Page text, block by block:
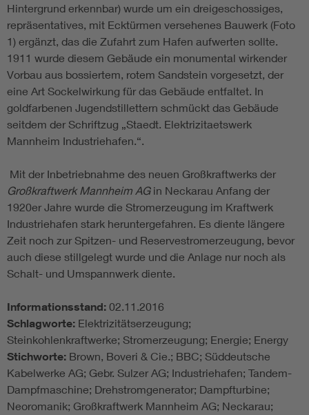
Hintergrund erkennbar) wurde um ein dreigeschossiges,
repräsentatives, mit Ecktürmen versehenes Bauwerk (Foto
1) ergänzt, das die Zufahrt zum Hafen aufwerten sollte.
1911 wurde diesem Gebäude ein monumental wirkender
Vorbau aus bossiertem, rotem Sandstein vorgesetzt, der
eine Art Sockelwirkung für das Gebäude entfaltet. In
goldfarbenen Jugendstillettern schmückt das Gebäude
seitdem der Schriftzug „Staedt. Elektrizitaetswerk
Mannheim Industriehafen.“.
Mit der Inbetriebnahme des neuen Großkraftwerks der
Großkraftwerk Mannheim AGin Neckarau Anfang der
1920er Jahre wurde die Stromerzeugung im Kraftwerk
Industriehafen stark heruntergefahren. Es diente längere
Zeit noch zur Spitzen- und Reservestromerzeugung, bevor
auch diese stillgelegt wurde und die Anlage nur noch als
Schalt- und Umspannwerk diente.
Informationsstand: 02.11.2016
Schlagworte: Elektrizitätserzeugung;
Steinkohlenkraftwerke; Stromerzeugung; Energie; Energy
Stichworte: Brown, Boveri & Cie.; BBC; Süddeutsche
Kabelwerke AG; Gebr. Sulzer AG; Industriehafen; Tandem-
Dampfmaschine; Drehstromgenerator; Dampfturbine;
Neoromanik; Großkraftwerk Mannheim AG; Neckarau;